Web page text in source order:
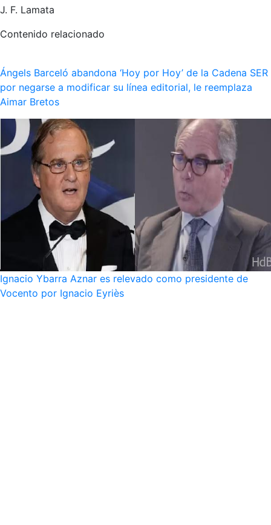
J. F. Lamata
Contenido relacionado
Ángels Barceló abandona ‘Hoy por Hoy’ de la Cadena SER
por negarse a modificar su línea editorial, le reemplaza
Aimar Bretos
Ignacio Ybarra Aznar es relevado como presidente de
Vocento por Ignacio Eyriès